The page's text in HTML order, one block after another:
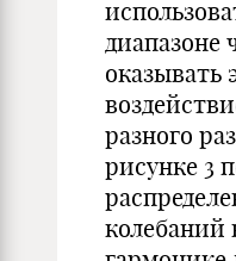
диапазоне
оказывать
разного
рисунке 3
колебаний